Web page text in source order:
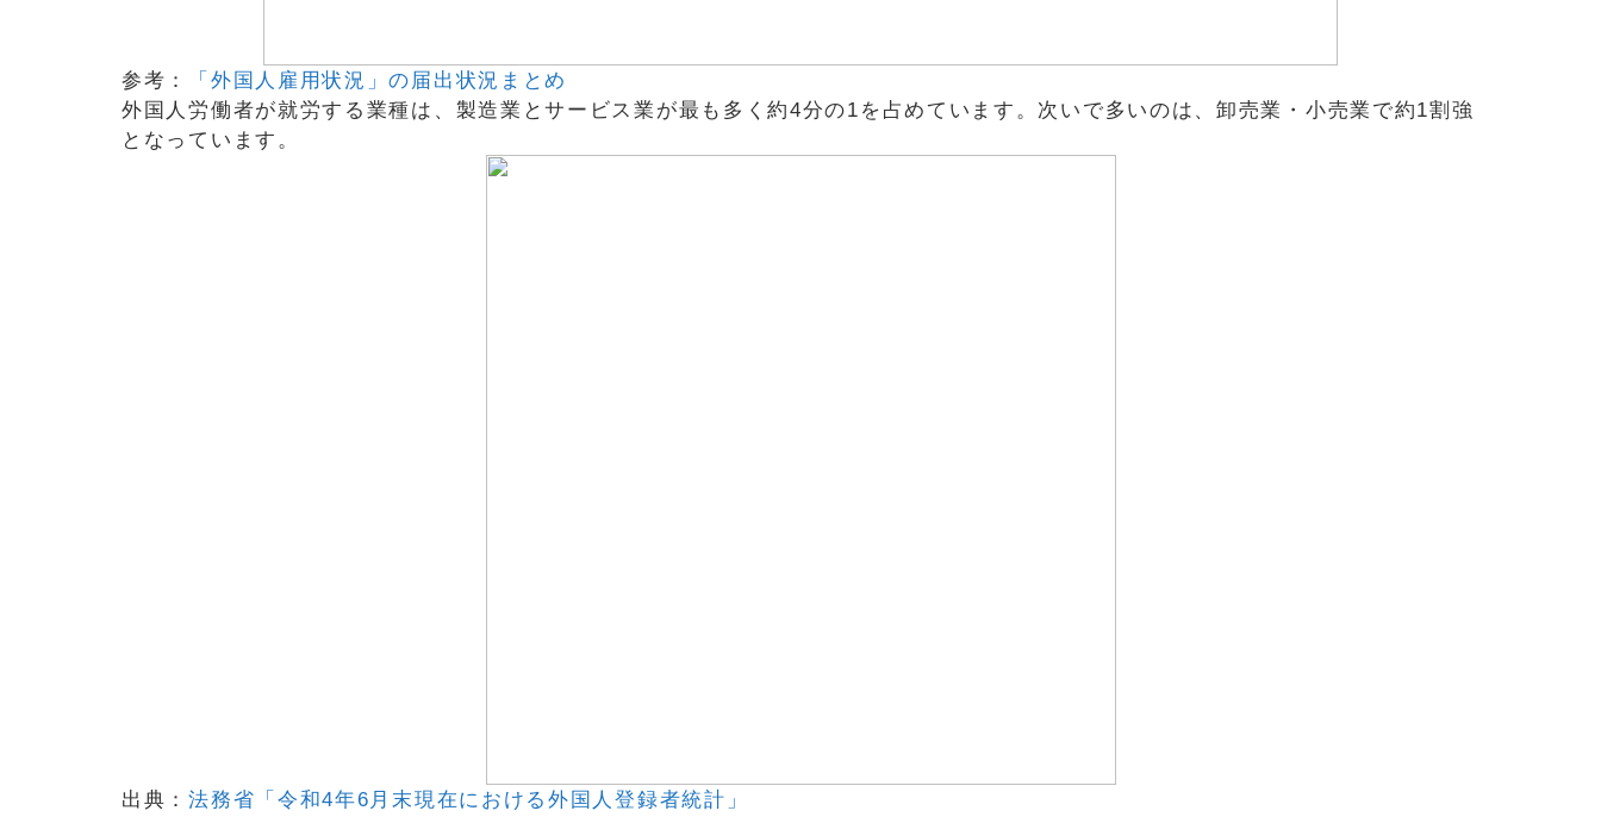
参考：
「外国人雇用状況」の届出状況まとめ
外国人労働者が就労する業種は、製造業とサービス業が最も多く約4分の1を占めています。次いで多いのは、卸売業・小売業で約1割強
となっています。
出典：法務省「令和4年6月末現在における外国人登録者統計」